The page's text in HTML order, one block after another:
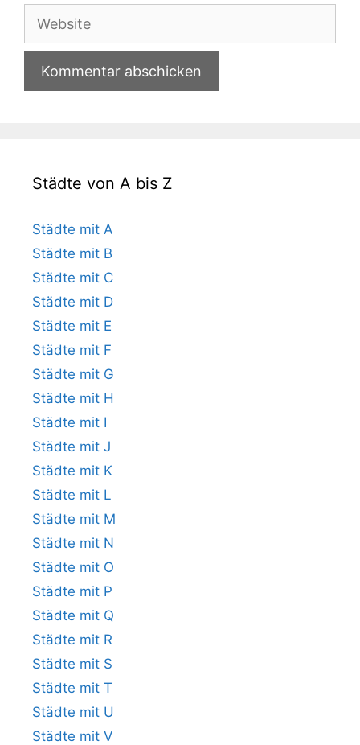
Adresse
Website
Städte von A bis Z
Städte mit A
Städte mit B
Städte mit C
Städte mit D
Städte mit E
Städte mit F
Städte mit G
Städte mit H
Städte mit I
Städte mit J
Städte mit K
Städte mit L
Städte mit M
Städte mit N
Städte mit O
Städte mit P
Städte mit Q
Städte mit R
Städte mit S
Städte mit T
Städte mit U
Städte mit V